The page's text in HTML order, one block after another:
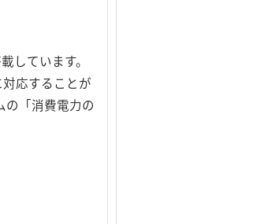
しています。
応することが
の「消費電力の